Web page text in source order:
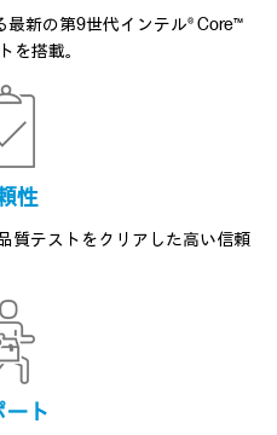
新の第9世代インテル® Core™
を搭載。
性
質テストをクリアした高い信頼
ート